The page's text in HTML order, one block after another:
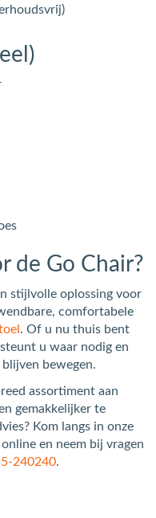
de Go Chair?
stijlvolle oplossing voor
comfortabele
. Of u nu thuis bent
u waar nodig en
bewegen.
assortiment aan
gemakkelijker te
Kom langs in onze
en neem bij vragen
240240.